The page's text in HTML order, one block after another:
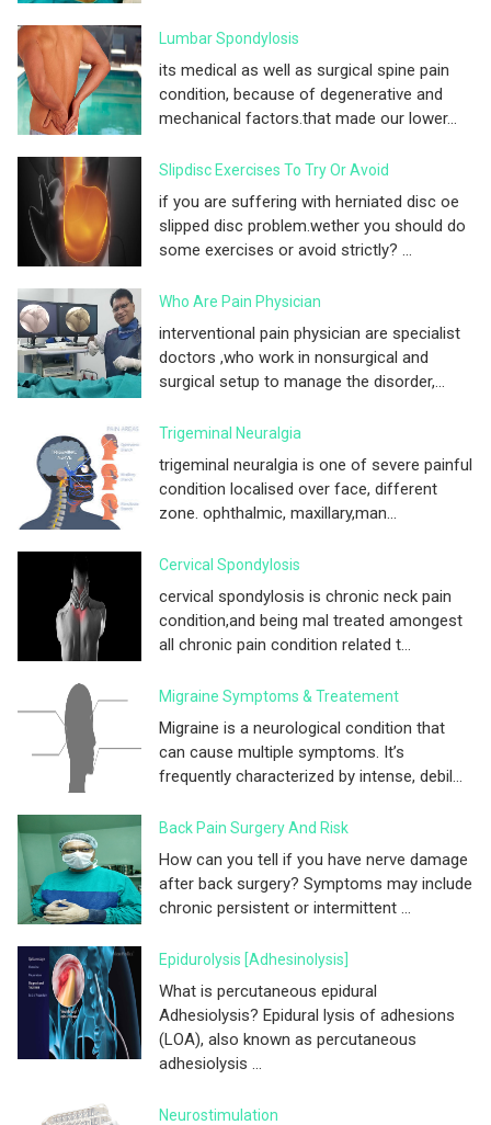
Lumbar Spondylosis
its medical as well as surgical spine pain
condition, because of degenerative and
mechanical factors.that made our lower...
Slipdisc Exercises To Try Or Avoid
if you are suffering with herniated disc oe
slipped disc problem.wether you should do
some exercises or avoid strictly? ...
Who Are Pain Physician
interventional pain physician are specialist
doctors ,who work in nonsurgical and
surgical setup to manage the disorder,...
Trigeminal Neuralgia
trigeminal neuralgia is one of severe painful
condition localised over face, different
zone. ophthalmic, maxillary,man...
Cervical Spondylosis
cervical spondylosis is chronic neck pain
condition,and being mal treated amongest
all chronic pain condition related t...
Migraine Symptoms & Treatement
Migraine is a neurological condition that
can cause multiple symptoms. It’s
frequently characterized by intense, debil...
Back Pain Surgery And Risk
How can you tell if you have nerve damage
after back surgery? Symptoms may include
chronic persistent or intermittent ...
Epidurolysis [adhesinolysis]
What is percutaneous epidural
Adhesiolysis? Epidural lysis of adhesions
(LOA), also known as percutaneous
adhesiolysis ...
Neurostimulation